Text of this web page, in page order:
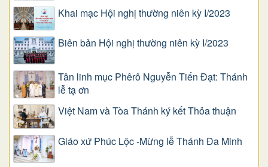
Khai mạc Hội nghị thường niên kỳ I/2023
Biên bản Hội nghị thường niên kỳ I/2023
Tân linh mục Phêrô Nguyễn Tiến Đạt: Thánh
lễ tạ ơn
Việt Nam và Tòa Thánh ký kết Thỏa thuận
Giáo xứ Phúc Lộc -Mừng lễ Thánh Đa Minh